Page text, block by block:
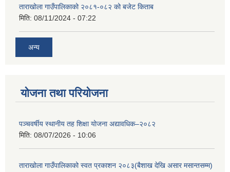
ताराखोला गाउँपालिकाको २०८१-०८२ को बजेट किताब
मिति: 08/11/2024 - 07:22
अन्य
योजना तथा परियोजना
पञ्चवर्षीय स्थानीय तह शिक्षा योजना अद्यावधिक–२०८२
मिति: 08/07/2026 - 10:06
ताराखोला गाउँपालिकाको स्वत प्रकाशन २०८३(बैशाख देखि असार मसान्तसम्म)